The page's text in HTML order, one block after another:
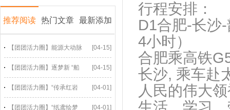
推荐阅读 热门文章 最新添加
[04-15]
【团团活力圈】能源大动脉
[04-15]
【团团活力圈】逐梦新 “船
[04-01]
【团团活力圈】“传承红岩
[04-01]
【团团活力圈】“纸鸢绘梦
行程安排：
D1合肥-长沙
4小时）
合肥乘高铁
长沙, 乘车赴
人民的伟大